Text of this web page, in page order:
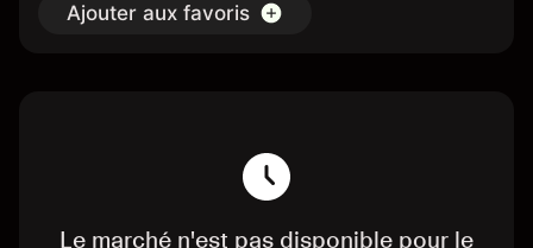
Ajouter aux favoris
Le marché n'est pas disponible pour le